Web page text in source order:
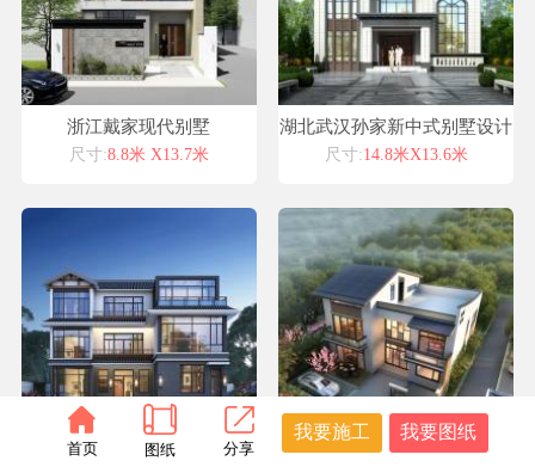
浙江戴家现代别墅
尺寸:8.8米 X13.7米
湖北武汉孙家新中式别墅设计
喜天下别墅设计案例
尺寸:14.8米X13.6米
首页 图纸 分享
我要施工 我要图纸